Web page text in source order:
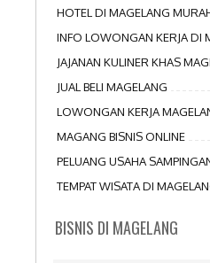
HOTEL DI MAGELANG
INFO LOWONGAN KERJA DI
JAJANAN KULINER KHAS
JUAL BELI MAGELANG
LOWONGAN KERJA
MAGANG BISNIS ONLINE
PELUANG USAHA
TEMPAT WISATA DI
BISNIS DI MAGELANG